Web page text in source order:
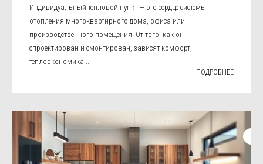
Индивидуальный тепловой пункт — это сердце системы
отопления многоквартирного дома, офиса или
производственного помещения. От того, как он
спроектирован и смонтирован, зависят комфорт,
теплоэкономика ...
ПОДРОБНЕЕ